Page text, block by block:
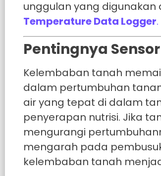
unggulan yang
Temperature Data Logger.
Pentingnya
Kelembaban tanah
dalam pertumbuhan
air yang tepat di dalam
penyerapan nutrisi. Jika
mengurangi
mengarah pada
kelembaban tanah